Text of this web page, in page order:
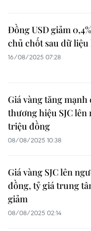
Đồng USD giảm
chủ chốt sau dữ
16/08/2025 07:28
Giá vàng tăng mạnh
thương hiệu SJC lên
triệu đồng
08/08/2025 10:38
Giá vàng SJC lên
đồng, tỷ giá trung
giảm
08/08/2025 02:14